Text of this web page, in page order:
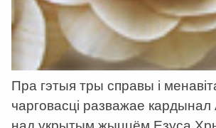
Пра гэтыя тры справы і
чарговасці разважае